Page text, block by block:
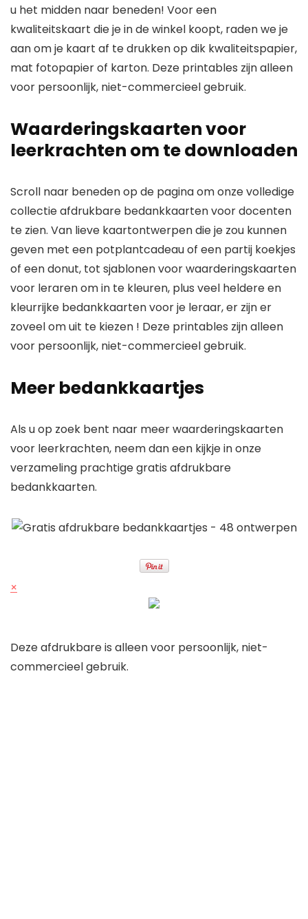
u het midden naar beneden! Voor een
kwaliteitskaart die je in de winkel koopt, raden we je
aan om je kaart af te drukken op dik kwaliteitspapier,
mat fotopapier of karton. Deze printables zijn alleen
voor persoonlijk, niet-commercieel gebruik.
Waarderingskaarten voor
leerkrachten om te downloaden
Scroll naar beneden op de pagina om onze volledige
collectie afdrukbare bedankkaarten voor docenten
te zien. Van lieve kaartontwerpen die je zou kunnen
geven met een potplantcadeau of een partij koekjes
of een donut, tot sjablonen voor waarderingskaarten
voor leraren om in te kleuren, plus veel heldere en
kleurrijke bedankkaarten voor je leraar, er zijn er
zoveel om uit te kiezen ! Deze printables zijn alleen
voor persoonlijk, niet-commercieel gebruik.
Meer bedankkaartjes
Als u op zoek bent naar meer waarderingskaarten
voor leerkrachten, neem dan een kijkje in onze
verzameling prachtige gratis afdrukbare
bedankkaarten.
×
Deze afdrukbare is alleen voor persoonlijk, niet-
commercieel gebruik.